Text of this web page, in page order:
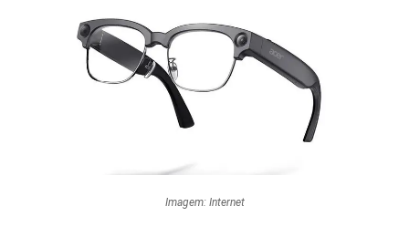
Imagem: Internet